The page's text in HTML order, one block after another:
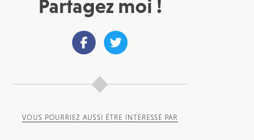
Partagez moi !
VOUS POURRIEZ AUSSI ÊTRE INTÉRESSÉ PAR